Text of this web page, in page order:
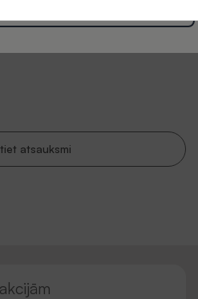
un var palīdzēt citiem klientiem
atsauksmi